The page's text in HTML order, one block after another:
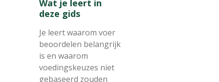
Wat je leert in
deze gids
Je leert waarom voer
beoordelen belangrijk
is en waarom
voedingskeuzes niet
gebaseerd zouden